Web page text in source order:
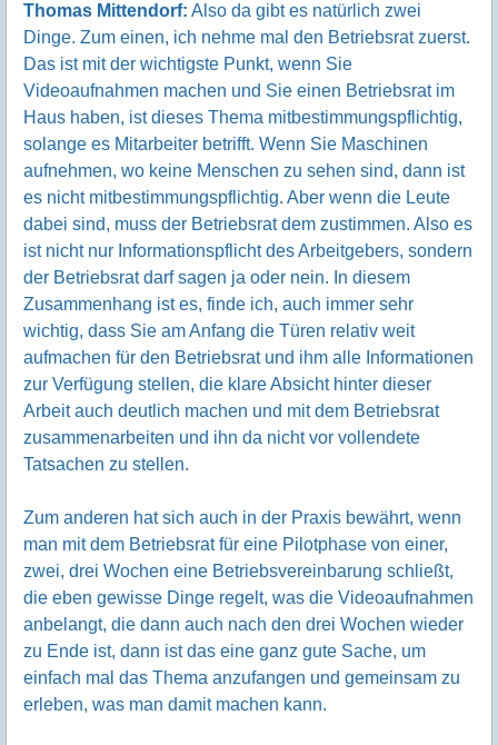
Thomas Mittendorf: Also da gibt es natürlich zwei
Dinge. Zum einen, ich nehme mal den Betriebsrat zuerst.
Das ist mit der wichtigste Punkt, wenn Sie
Videoaufnahmen machen und Sie einen Betriebsrat im
Haus haben, ist dieses Thema mitbestimmungspflichtig,
solange es Mitarbeiter betrifft. Wenn Sie Maschinen
aufnehmen, wo keine Menschen zu sehen sind, dann ist
es nicht mitbestimmungspflichtig. Aber wenn die Leute
dabei sind, muss der Betriebsrat dem zustimmen. Also es
ist nicht nur Informationspflicht des Arbeitgebers, sondern
der Betriebsrat darf sagen ja oder nein. In diesem
Zusammenhang ist es, finde ich, auch immer sehr
wichtig, dass Sie am Anfang die Türen relativ weit
aufmachen für den Betriebsrat und ihm alle Informationen
zur Verfügung stellen, die klare Absicht hinter dieser
Arbeit auch deutlich machen und mit dem Betriebsrat
zusammenarbeiten und ihn da nicht vor vollendete
Tatsachen zu stellen.
Zum anderen hat sich auch in der Praxis bewährt, wenn
man mit dem Betriebsrat für eine Pilotphase von einer,
zwei, drei Wochen eine Betriebsvereinbarung schließt,
die eben gewisse Dinge regelt, was die Videoaufnahmen
anbelangt, die dann auch nach den drei Wochen wieder
zu Ende ist, dann ist das eine ganz gute Sache, um
einfach mal das Thema anzufangen und gemeinsam zu
erleben, was man damit machen kann.